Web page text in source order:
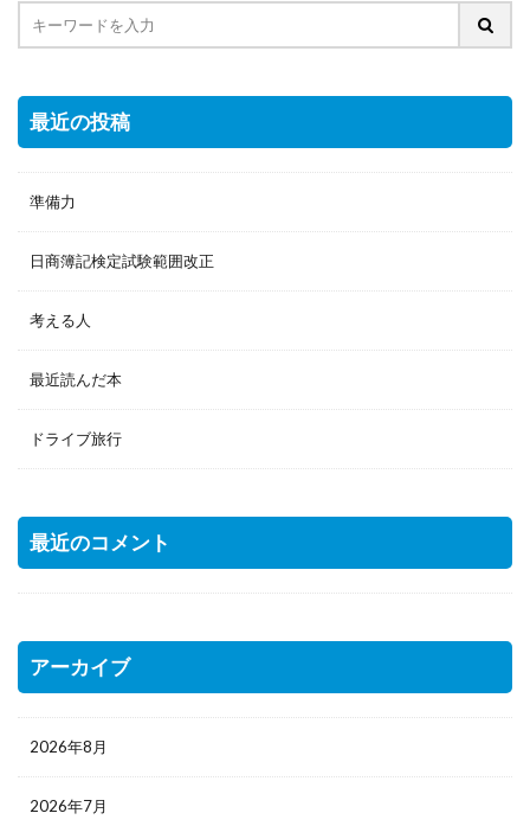
最近の投稿
準備力
日商簿記検定試験範囲改正
考える人
最近読んだ本
ドライブ旅行
最近のコメント
アーカイブ
2026年8月
2026年7月